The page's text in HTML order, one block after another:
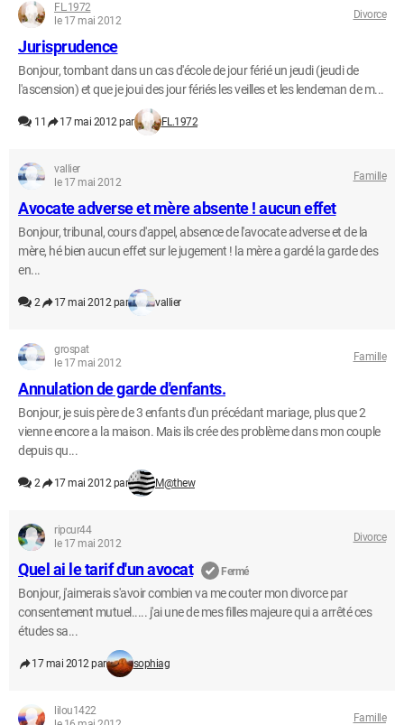
FL.1972
le 17 mai 2012
Divorce
Jurisprudence
Bonjour, tombant dans un cas d'école de jour férié un jeudi (jeudi de
l'ascension) et que je joui des jour fériés les veilles et les lendeman de m...
11 17 mai 2012 par FL.1972
vallier
le 17 mai 2012
Famille
Avocate adverse et mère absente ! aucun effet
Bonjour, tribunal, cours d'appel, absence de l'avocate adverse et de la
mère, hé bien aucun effet sur le jugement ! la mère a gardé la garde des
en...
2 17 mai 2012 par vallier
grospat
le 17 mai 2012
Famille
Annulation de garde d'enfants.
Bonjour, je suis père de 3 enfants d'un précédant mariage, plus que 2
vienne encore a la maison. Mais ils crée des problème dans mon couple
depuis qu...
2 17 mai 2012 par M@thew
ripcur44
le 17 mai 2012
Divorce
Quel ai le tarif d'un avocat Fermé
Bonjour, j'aimerais s'avoir combien va me couter mon divorce par
consentement mutuel..... j'ai une de mes filles majeure qui a arrêté ces
études sa...
17 mai 2012 par sophiag
lilou1422
Famille